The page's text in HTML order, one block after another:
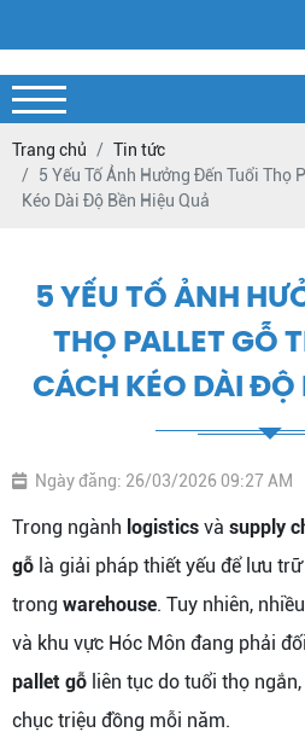
Trang chủ
Tin tức
5 Yếu Tố Ảnh Hưởng Đến Tuổi Thọ
Kéo Dài Độ Bền Hiệu Quả
5 YẾU TỐ ẢNH
THỌ PALLET GỖ
CÁCH KÉO DÀI ĐỘ
Ngày đăng: 26/03/2026 09:27 AM
Trong ngành logistics và supply
gỗ là giải pháp thiết yếu để lưu
trong warehouse. Tuy nhiên,
và khu vực Hóc Môn đang phải
pallet gỗ liên tục do tuổi thọ
chục triệu đồng mỗi năm.